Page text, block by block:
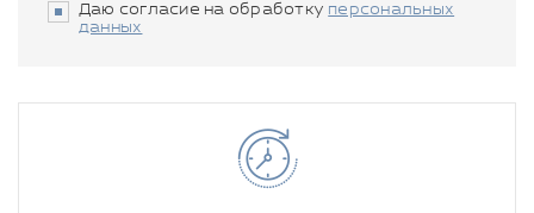
Даю согласие на обработку персональных
данных